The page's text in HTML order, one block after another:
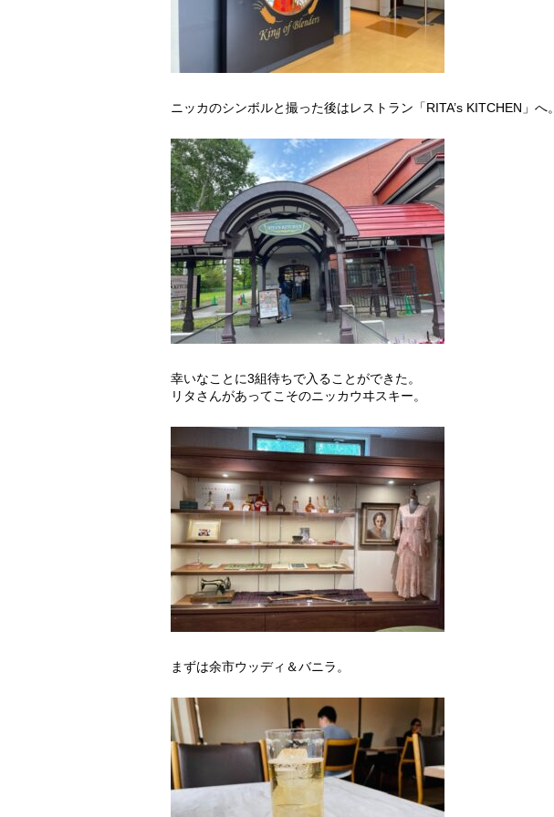
ニッカのシンボルと撮った後はレストラン「RITA’s KITCHEN」へ。
幸いなことに3組待ちで入ることができた。
リタさんがあってこそのニッカウヰスキー。
まずは余市ウッディ＆バニラ。